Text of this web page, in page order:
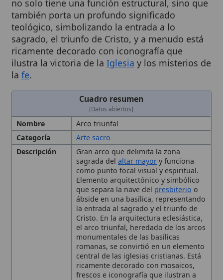
sagrado, el triunfo de Cristo, y a menudo está
ricamente decorado con iconografía que
ilustra la victoria de laIglesia y los misterios de
lafe.
Cuadro resumen
[Datos abiertos]
Arte sacro
Gran arco que delimita la zona
sagrada delaltar mayory funciona
como punto focal visual y espiritual.
Elemento arquitectónico y simbólico
que separa la nave delpresbiterioo
ábside en una basílica, representando
la entrada al sagrado y el triunfo de
Cristo. En la arquitectura eclesiástica,
el arco triunfal, heredado de los arcos
monumentales de las basílicas
romanas, se convirtió en un elemento
central de las iglesias cristianas. Está
ricamente decorado con mosaicos,
frescos e iconografía que ilustran a
Cristo triunfante, escenas bíblicas,
santos y símbolos eucarísticos,
sirviendo tanto de soporte estructural
como de representación teológica del
triunfo de lafe
Surge con la transformación de las